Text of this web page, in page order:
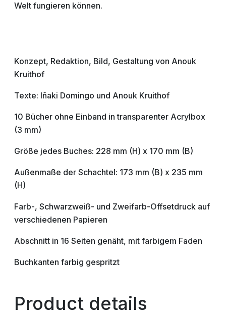
Welt fungieren können.
Konzept, Redaktion, Bild, Gestaltung von Anouk
Kruithof
Texte: Iñaki Domingo und Anouk Kruithof
10 Bücher ohne Einband in transparenter Acrylbox
(3 mm)
Größe jedes Buches: 228 mm (H) x 170 mm (B)
Außenmaße der Schachtel: 173 mm (B) x 235 mm
(H)
Farb-, Schwarzweiß- und Zweifarb-Offsetdruck auf
verschiedenen Papieren
Abschnitt in 16 Seiten genäht, mit farbigem Faden
Buchkanten farbig gespritzt
Product details